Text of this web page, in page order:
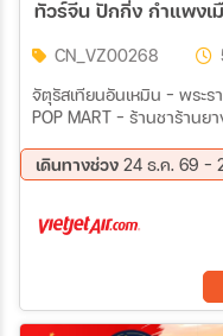
ทัวร์จีน ปักกิ่ง กำแพงเ
CN_VZ00268
จัตุรัสเทียนอันเหมิน – พระ
POP MART – ร้านชาร้าน
ชาติ – SOLANA
เดินทางช่วง 24 ธ.ค. 69 -